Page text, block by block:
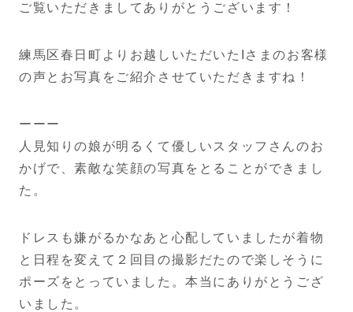
ご覧いただきましてありがとうございます！
練馬区春日町よりお越しいただいたIさまのお客様
の声とお写真をご紹介させていただきますね！
ーーー
人見知りの娘が明るくて優しいスタッフさんのお
かげで、素敵な笑顔の写真をとることができまし
た。
ドレスも嫌がるかなあと心配していましたが着物
と日程を変えて２回目の撮影だたので楽しそうに
ポーズをとっていました。本当にありがとうござ
いました。